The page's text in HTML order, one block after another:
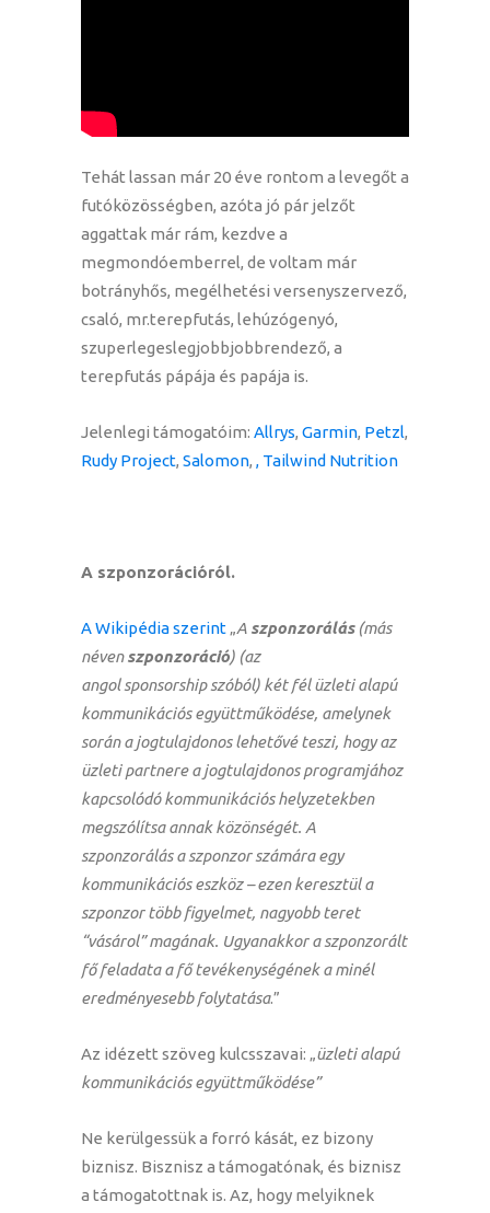
Tehát lassan már 20 éve rontom a levegőt a
futóközösségben, azóta jó pár jelzőt
aggattak már rám, kezdve a
megmondóemberrel, de voltam már
botrányhős, megélhetési versenyszervező,
csaló, mr.terepfutás, lehúzógenyó,
szuperlegeslegjobbjobbrendező, a
terepfutás pápája és papája is.
Jelenlegi támogatóim: Allrys, Garmin, Petzl,
Rudy Project, Salomon, , Tailwind Nutrition
A szponzorációról.
A Wikipédia szerint „A szponzorálás (más
névenszponzoráció) (az
angolsponsorshipszóból) két fél üzleti alapú
kommunikációs együttműködése, amelynek
során a jogtulajdonos lehetővé teszi, hogy az
üzleti partnere ajogtulajdonos programjához
kapcsolódó kommunikációs helyzetekben
megszólítsa annak közönségét. A
szponzorálás a szponzor számára egy
kommunikációs eszköz – ezen keresztül a
szponzor több figyelmet, nagyobb teret
“vásárol” magának. Ugyanakkor a szponzorált
fő feladata a fő tevékenységének a minél
eredményesebb folytatása.”
Az idézett szöveg kulcsszavai: „üzleti alapú
kommunikációs együttműködése”
Ne kerülgessük a forró kását, ez bizony
biznisz. Bisznisz a támogatónak, és biznisz
a támogatottnak is. Az, hogy melyiknek